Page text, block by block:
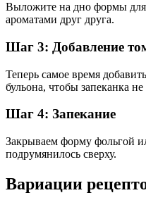
Выложите на дно формы для
ароматами друг друга.
Шаг 3: Добавление
Теперь самое время
бульона, чтобы запеканка не
Шаг 4: Запекание
Закрываем форму фольгой
подрумянилось сверху.
Вариации